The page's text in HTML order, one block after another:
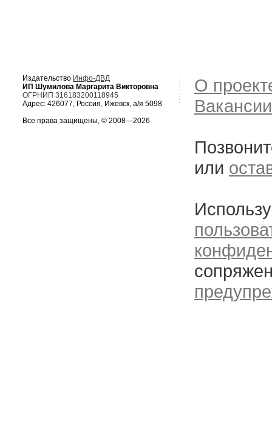
Издательство Инфо-ДВД
ИП Шумилова Маргарита Викторовна
ОГРНИП 316183200118945
Адрес: 426077, Россия, Ижевск, а/я 5098
Все права защищены, © 2008—2026
О
Вакансии
или